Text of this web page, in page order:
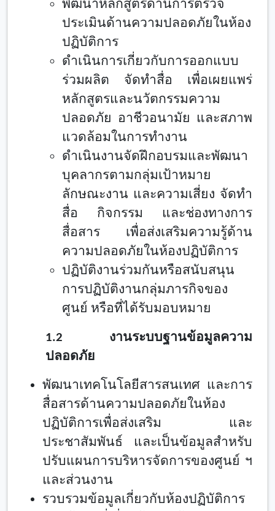
พัฒนาหลักสูตรด้านการตรวจ
ประเมินด้านความปลอดภัยในห้อง
ปฏิบัติการ
ดำเนินการเกี่ยวกับการออกแบบ
ร่วมผลิต จัดทำสื่อ เพื่อเผยแพร่
หลักสูตรและนวัตกรรมความ
ปลอดภัย อาชีวอนามัย และสภาพ
แวดล้อมในการทำงาน
ดำเนินงานจัดฝึกอบรมและพัฒนา
บุคลากรตามกลุ่มเป้าหมาย
ลักษณะงาน และความเสี่ยง จัดทำ
สื่อ กิจกรรม และช่องทางการ
สื่อสาร เพื่อส่งเสริมความรู้ด้าน
ความปลอดภัยในห้องปฏิบัติการ
ปฏิบัติงานร่วมกันหรือสนับสนุน
การปฏิบัติงานกลุ่มภารกิจของ
ศูนย์ หรือที่ได้รับมอบหมาย
1.2 งานระบบฐานข้อมูลความ
ปลอดภัย
พัฒนาเทคโนโลยีสารสนเทศ และการ
สื่อสารด้านความปลอดภัยในห้อง
ปฏิบัติการเพื่อส่งเสริม และ
ประชาสัมพันธ์ และเป็นข้อมูลสำหรับ
ปรับแผนการบริหารจัดการของศูนย์ ฯ
และส่วนงาน
รวบรวมข้อมูลเกี่ยวกับห้องปฏิบัติการ